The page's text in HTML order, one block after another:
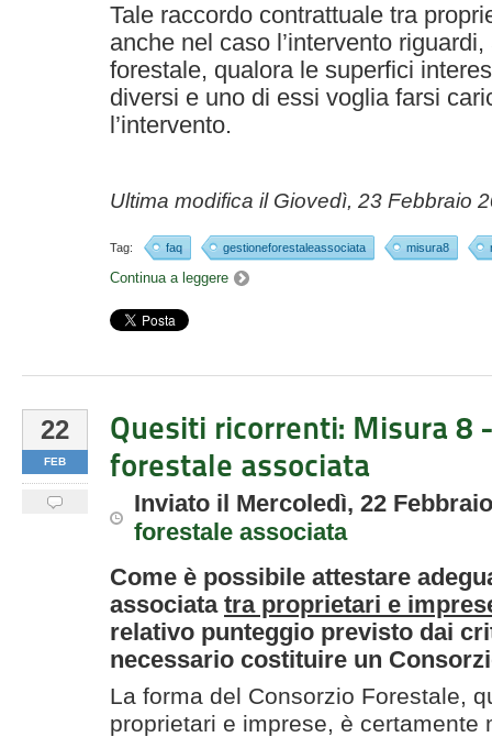
Tale raccordo contrattuale tra
anche nel caso l’intervento
forestale, qualora le superfici
diversi e uno di essi voglia farsi
l’intervento.
Ultima modifica il Giovedì, 23 Febbraio
Tag: faq gestioneforestaleassociata misura8
Continua a leggere
22
FEB
Quesiti ricorrenti: Misura 8
forestale associata
Inviato il Mercoledì, 22
forestale associata
Come è possibile attestare
associata tra proprietari e
relativo punteggio previsto dai
necessario costituire un
La forma del Consorzio Forestale,
proprietari e imprese, è certamente